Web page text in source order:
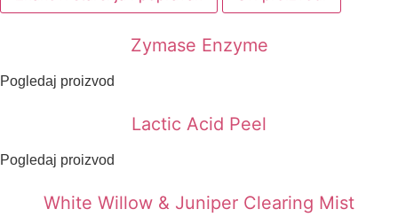
Zymase Enzyme
Pogledaj proizvod
Lactic Acid Peel
Pogledaj proizvod
White Willow & Juniper Clearing Mist